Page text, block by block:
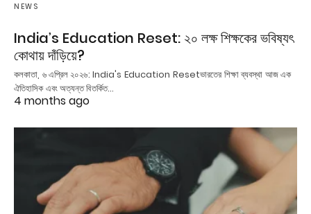
NEWS
India’s Education Reset: ২০ লক্ষ শিক্ষকের ভবিষ্যৎ
কোথায় দাঁড়িয়ে?
কলকাতা, ৬ এপ্রিল ২০২৬: India's Education Resetভারতের শিক্ষা ব্যবস্থা আজ এক
ঐতিহাসিক এবং অত্যন্ত বিতর্কিত…
4 months ago